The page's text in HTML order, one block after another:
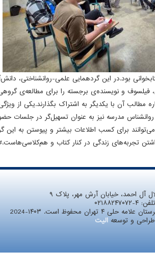
علامه حلی ۴ میزبان اولین جلسه دورهمی کتابخوانی بود.در این
و نویسنده‌ی برجسته را برای مطالعه‌ی
مطالب آن با یکدیگر به اشتراک بگذارند.یکی از
روانشناس مدرسه نیز به عنوان تسهیل‌گر در جلسات
تجربه‌های زندگی در کنار کتاب و
آل احمد، خیابان آرش مهر، پلاک ۹
تلفن: ۰۲۱۸۸۲۴۷۰۷۲-۴
محفوظ است. ۱۴۰۳-2024
طراحی و توسعه الیت